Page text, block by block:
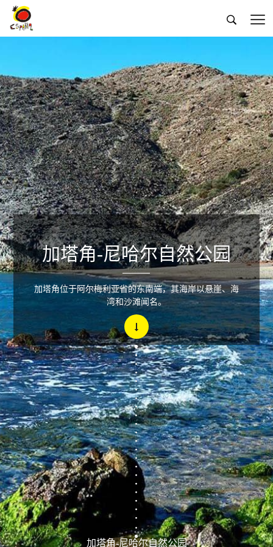
 
加塔角-尼哈尔自然公园
加塔角-尼哈尔自然公园
加塔角位于阿尔梅利亚省的东南端，其海岸以悬崖、海
湾和沙滩闻名。